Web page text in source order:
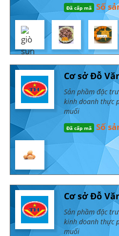
Đã cấp mã Số
Cơ sở Đỗ
Sản phầm đặc
kinh doanh thực
muối
Đã cấp mã Số
Cơ sở Đỗ
Sản phầm đặc
kinh doanh thực
muối